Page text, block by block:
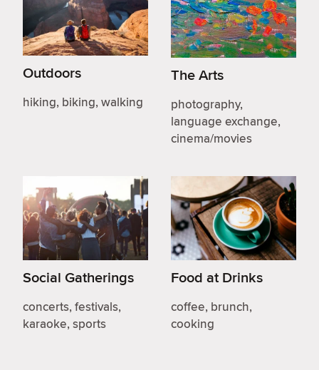
Outdoors
hiking, biking, walking
The Arts
photography,
language exchange,
cinema/movies
Social Gatherings
concerts, festivals,
karaoke, sports
Food at Drinks
coffee, brunch,
cooking